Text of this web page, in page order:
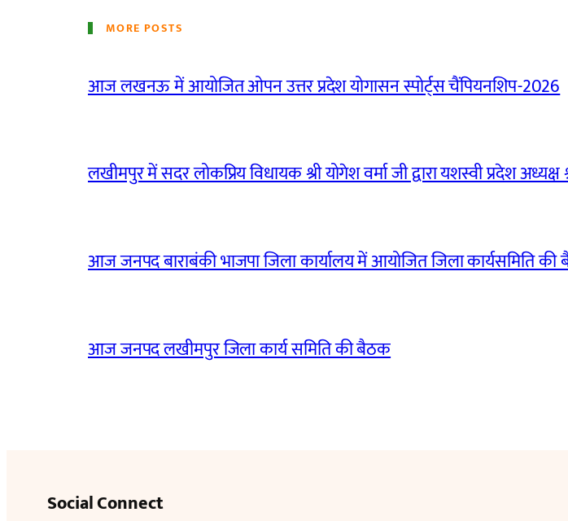
MORE POSTS
आज लखनऊ में आयोजित ओपन उत्तर प्रदेश योगासन स्पोर्ट्स चैंपियनशिप-2026
लखीमपुर में सदर लोकप्रिय विधायक श्री योगेश वर्मा जी द्वारा यशस्वी प्रदेश
आज जनपद बाराबंकी भाजपा जिला कार्यालय में आयोजित जिला कार्यसमिति
आज जनपद लखीमपुर जिला कार्य समिति की बैठक
Social Connect